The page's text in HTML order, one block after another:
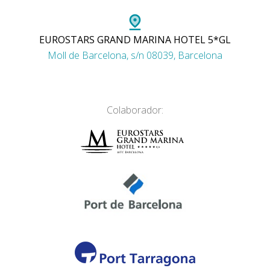
EUROSTARS GRAND MARINA HOTEL 5*GL
Moll de Barcelona, s/n 08039, Barcelona
Colaborador: